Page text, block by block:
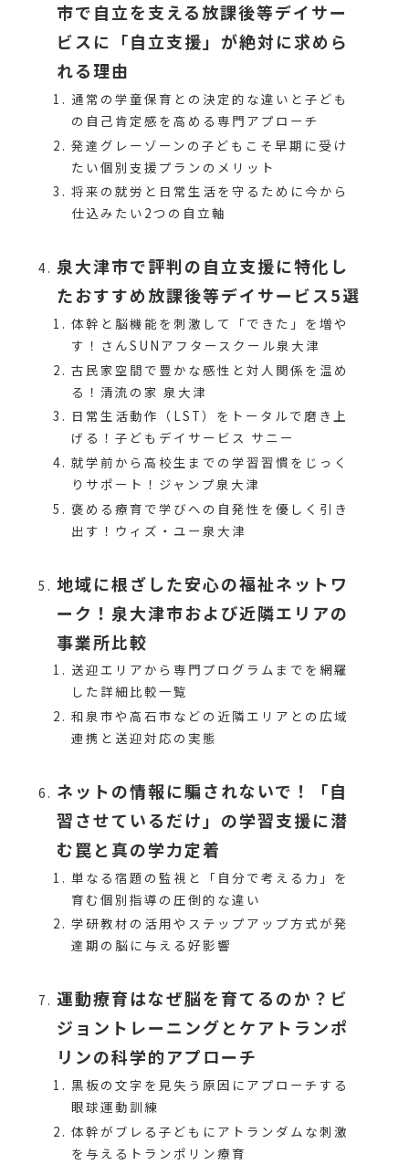
市で自立を支える放課後等デイサー
ビスに「自立支援」が絶対に求めら
れる理由
通常の学童保育との決定的な違いと子ども
の自己肯定感を高める専門アプローチ
発達グレーゾーンの子どもこそ早期に受け
たい個別支援プランのメリット
将来の就労と日常生活を守るために今から
仕込みたい2つの自立軸
泉大津市で評判の自立支援に特化し
たおすすめ放課後等デイサービス5選
体幹と脳機能を刺激して「できた」を増や
す！さんSUNアフタースクール泉大津
古民家空間で豊かな感性と対人関係を温め
る！清流の家 泉大津
日常生活動作（LST）をトータルで磨き上
げる！子どもデイサービス サニー
就学前から高校生までの学習習慣をじっく
りサポート！ジャンプ泉大津
褒める療育で学びへの自発性を優しく引き
出す！ウィズ・ユー泉大津
地域に根ざした安心の福祉ネットワ
ーク！泉大津市および近隣エリアの
事業所比較
送迎エリアから専門プログラムまでを網羅
した詳細比較一覧
和泉市や高石市などの近隣エリアとの広域
連携と送迎対応の実態
ネットの情報に騙されないで！「自
習させているだけ」の学習支援に潜
む罠と真の学力定着
単なる宿題の監視と「自分で考える力」を
育む個別指導の圧倒的な違い
学研教材の活用やステップアップ方式が発
達期の脳に与える好影響
運動療育はなぜ脳を育てるのか？ビ
ジョントレーニングとケアトランポ
リンの科学的アプローチ
黒板の文字を見失う原因にアプローチする
眼球運動訓練
体幹がブレる子どもにアトランダムな刺激
を与えるトランポリン療育